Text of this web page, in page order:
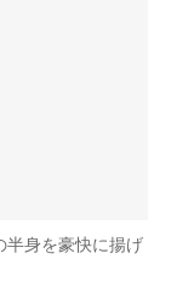
半身を豪快に揚げ